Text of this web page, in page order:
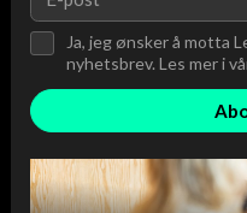
Ja, jeg ønsker å motta
nyhetsbrev. Les mer i